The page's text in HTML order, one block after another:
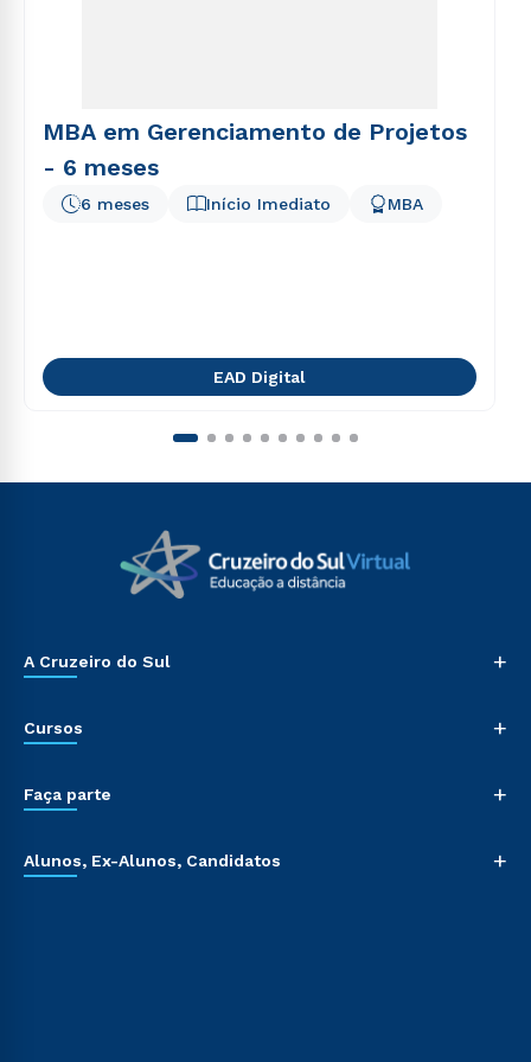
MBA em Gerenciamento de Projetos
- 6 meses
Início Imediato
6 meses MBA
EAD Digital
A Cruzeiro do Sul +
Cursos +
Faça parte +
Alunos, Ex-Alunos, Candidatos +